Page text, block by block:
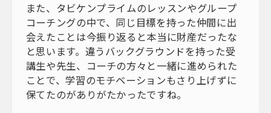
また、タビケンプライムのレッスンやグループ
コーチングの中で、同じ目標を持った仲間に出
会えたことは今振り返ると本当に財産だったな
と思います。違うバックグラウンドを持った受
講生や先生、コーチの方々と一緒に進められた
ことで、学習のモチベーションもさり上げずに
保てたのがありがたかったですね。